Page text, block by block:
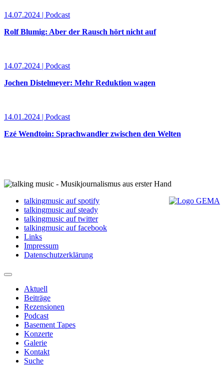
14.07.2024 | Podcast
Rolf Blumig: Aber der Rausch hört nicht auf
14.07.2024 | Podcast
Jochen Distelmeyer: Mehr Reduktion wagen
14.01.2024 | Podcast
Ezé Wendtoin: Sprachwandler zwischen den Welten
talkingmusic auf spotify
talkingmusic auf steady
talkingmusic auf twitter
talkingmusic auf facebook
Links
Impressum
Datenschutzerklärung
Aktuell
Beiträge
Rezensionen
Podcast
Basement Tapes
Konzerte
Galerie
Kontakt
Suche